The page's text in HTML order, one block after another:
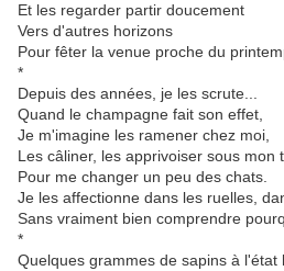
Et les regarder partir doucement
Vers d'autres horizons
Pour fêter la venue proche du
*
Depuis des années, je les scrute...
Quand le champagne fait son effet,
Je m'imagine les ramener chez moi,
Les câliner, les apprivoiser sous mon
Pour me changer un peu des chats.
Je les affectionne dans les ruelles,
Sans vraiment bien comprendre
*
Quelques grammes de sapins à l'état